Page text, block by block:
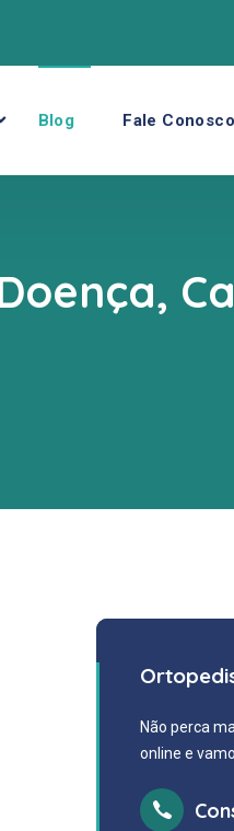
Blog Fale Conosco
Não perca
online e